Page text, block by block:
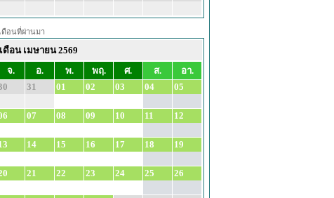
ดือนที่ผ่านมา
เดือน เมษายน 2569
จ.
อ. พ. พฤ. ศ. ส.
อา.
31 01 02 03 04 05
07 08 09 10 11 12
14 15 16 17 18 19
21 22 23 24 25 26